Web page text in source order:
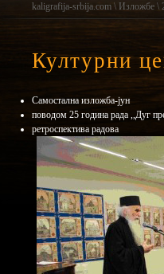
kaligrafija-srbija.com \ Изложбе \
Културни
Самостална изложба-јун
поводом 25 година рада ,,Дуг
ретроспектива радова